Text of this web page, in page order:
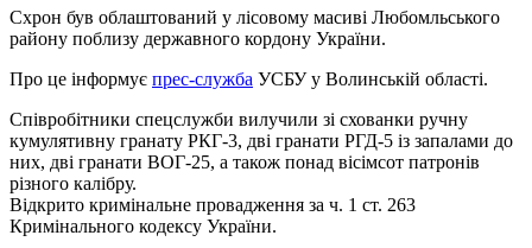
Схрон був облаштований у лісовому масиві Любомльського
району поблизу державного кордону України.
Про це інформує прес-служба УСБУ у Волинській області.
Співробітники спецслужби вилучили зі схованки ручну
кумулятивну гранату РКГ-3, дві гранати РГД-5 із запалами до
них, дві гранати ВОГ-25, а також понад вісімсот патронів
різного калібру.
Відкрито кримінальне провадження за ч. 1 ст. 263
Кримінального кодексу України.